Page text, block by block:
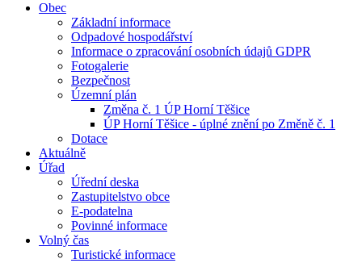
Obec
Základní informace
Odpadové hospodářství
Informace o zpracování osobních údajů GDPR
Fotogalerie
Bezpečnost
Územní plán
Změna č. 1 ÚP Horní Těšice
ÚP Horní Těšice - úplné znění po Změně č. 1
Dotace
Aktuálně
Úřad
Úřední deska
Zastupitelstvo obce
E-podatelna
Povinné informace
Volný čas
Turistické informace